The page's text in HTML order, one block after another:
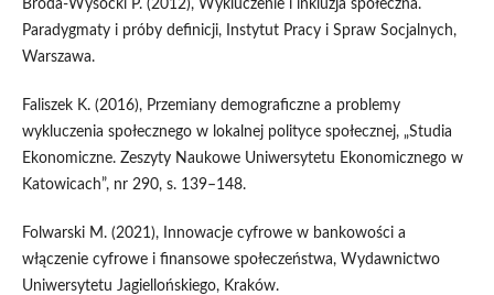
Broda-Wysocki P. (2012), Wykluczenie i inkluzja społeczna.
Paradygmaty i próby definicji, Instytut Pracy i Spraw Socjalnych,
Warszawa.
Faliszek K. (2016), Przemiany demograficzne a problemy
wykluczenia społecznego w lokalnej polityce społecznej, „Studia
Ekonomiczne. Zeszyty Naukowe Uniwersytetu Ekonomicznego w
Katowicach”, nr 290, s. 139–148.
Folwarski M. (2021), Innowacje cyfrowe w bankowości a
włączenie cyfrowe i finansowe społeczeństwa, Wydawnictwo
Uniwersytetu Jagiellońskiego, Kraków.